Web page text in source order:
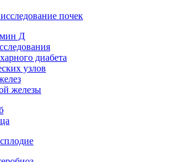
почек
Д
диабета
узлов
железы